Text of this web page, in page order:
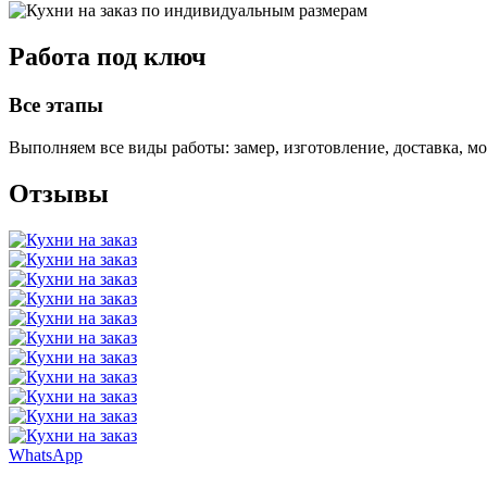
Работа под ключ
Все этапы
Выполняем все виды работы: замер, изготовление, доставка,
Отзывы
WhatsApp